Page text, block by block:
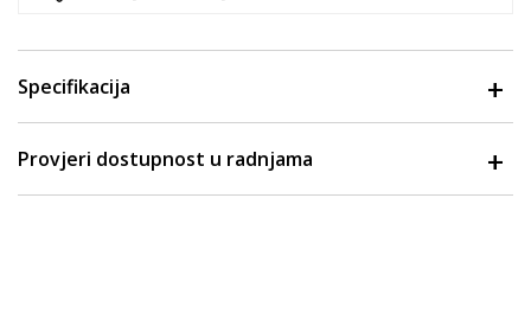
Specifikacija
Provjeri dostupnost u radnjama